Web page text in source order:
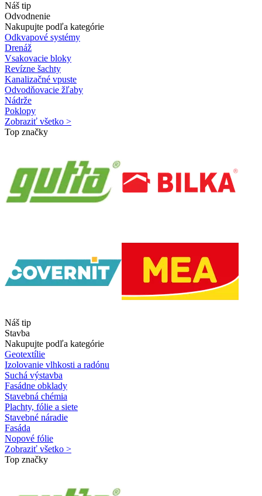
Náš tip
Odvodnenie
Nakupujte podľa kategórie
Odkvapové systémy
Drenáž
Vsakovacie bloky
Revízne šachty
Kanalizačné vpuste
Odvodňovacie žľaby
Nádrže
Poklopy
Zobraziť všetko >
Top značky
Náš tip
Stavba
Nakupujte podľa kategórie
Geotextílie
Izolovanie vlhkosti a radónu
Suchá výstavba
Fasádne obklady
Stavebná chémia
Plachty, fólie a siete
Stavebné náradie
Fasáda
Nopové fólie
Zobraziť všetko >
Top značky